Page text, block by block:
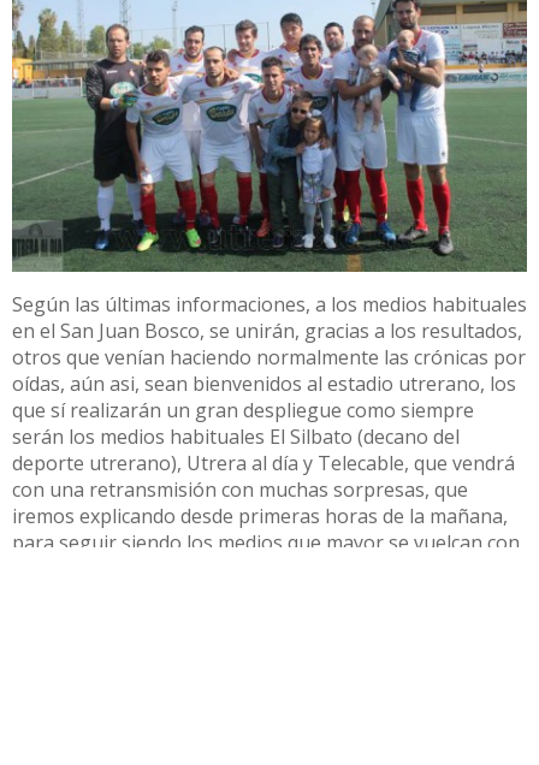
Según las últimas informaciones, a los medios habituales
en el San Juan Bosco, se unirán, gracias a los resultados,
otros que venían haciendo normalmente las crónicas por
oídas, aún asi, sean bienvenidos al estadio utrerano, los
que sí realizarán un gran despliegue como siempre
serán los medios habituales El Silbato (decano del
deporte utrerano), Utrera al día y Telecable, que vendrá
con una retransmisión con muchas sorpresas, que
iremos explicando desde primeras horas de la mañana,
para seguir siendo los medios que mayor se vuelcan con